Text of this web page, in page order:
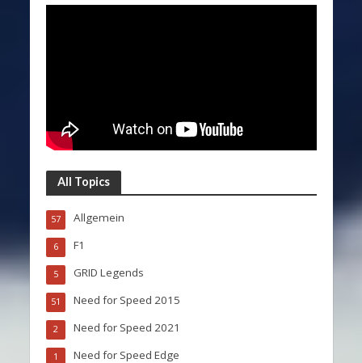
All Topics
Allgemein
57
F1
6
GRID Legends
5
Need for Speed 2015
51
Need for Speed 2021
2
Need for Speed Edge
1